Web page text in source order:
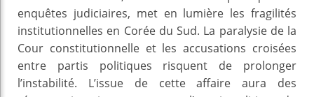
enquêtes judiciaires, met en lumière les fragilités
institutionnelles en Corée du Sud. La paralysie de la
Cour constitutionnelle et les accusations croisées
entre partis politiques risquent de prolonger
l’instabilité. L’issue de cette affaire aura des